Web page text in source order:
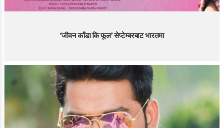
‘जीवन काँडा कि फूल’ सेप्टेम्बरबाट भारतमा